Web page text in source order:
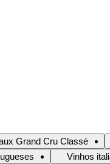
Grand Cru Classé
Vinhos